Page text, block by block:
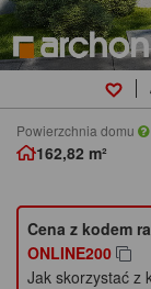
Powierzchnia domu
162,82 m²
Cena z kodem
ONLINE200
Jak skorzystać z